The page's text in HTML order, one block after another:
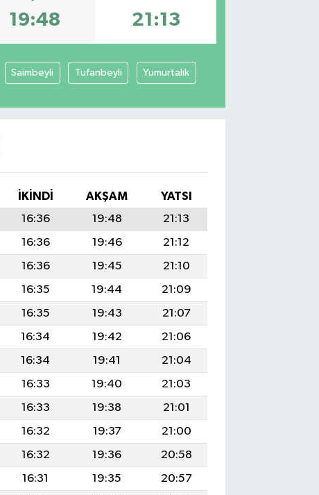
19:48 21:13
Saimbeyli Tufanbeyli Yumurtalık
İKINDI AKŞAM
YATSI
16:36 19:48
21:13
16:36 19:46
21:12
16:36 19:45
21:10
16:35 19:44
21:09
16:35 19:43
21:07
16:34 19:42
21:06
16:34 19:41
21:04
16:33 19:40
21:03
16:33 19:38
21:01
16:32 19:37
21:00
16:32 19:36
20:58
16:31 19:35
20:57